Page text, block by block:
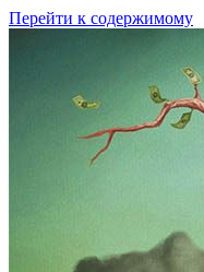
Перейти к содержимому